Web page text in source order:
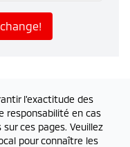
l'exactitude des
responsabilité en cas
ces pages. Veuillez
pour connaître les